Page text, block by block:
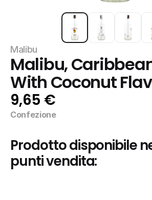
Malibu
Malibu,
With Coconut
9,65 €
Confezione
Prodotto disponibile
punti vendita: